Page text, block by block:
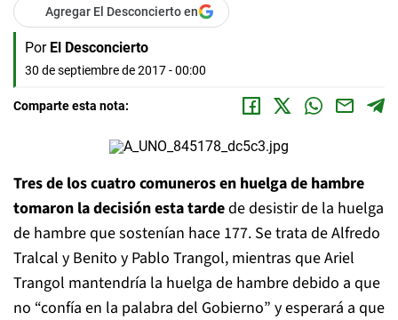
Agregar El Desconcierto en
Por El Desconcierto
30 de septiembre de 2017 - 00:00
Comparte esta nota:
Tres de los cuatro comuneros en huelga de hambre
tomaron la decisión esta tardede desistir de la huelga
de hambre que sostenían hace 177. Se trata de Alfredo
Tralcal y Benito y Pablo Trangol, mientras que Ariel
Trangol mantendría la huelga de hambre debido a que
no “confía en la palabra del Gobierno” y esperará a que